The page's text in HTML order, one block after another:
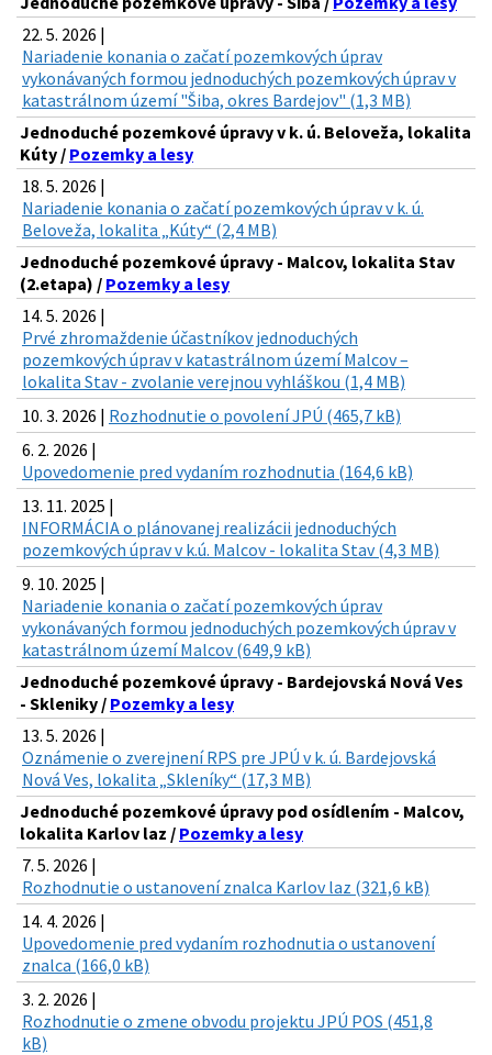
22. 5. 2026 |
Nariadenie konania o začatí pozemkových úprav
vykonávaných formou jednoduchých pozemkových úprav v
katastrálnom území "Šiba, okres Bardejov" (1,3 MB)
Jednoduché pozemkové úpravy v k. ú. Beloveža, lokalita
Kúty / Pozemky a lesy
18. 5. 2026 |
Nariadenie konania o začatí pozemkových úprav v k. ú.
Beloveža, lokalita „Kúty“ (2,4 MB)
Jednoduché pozemkové úpravy - Malcov, lokalita Stav
(2.etapa) / Pozemky a lesy
14. 5. 2026 |
Prvé zhromaždenie účastníkov jednoduchých
pozemkových úprav v katastrálnom území Malcov –
lokalita Stav - zvolanie verejnou vyhláškou (1,4 MB)
10. 3. 2026 | Rozhodnutie o povolení JPÚ (465,7 kB)
6. 2. 2026 |
Upovedomenie pred vydaním rozhodnutia (164,6 kB)
13. 11. 2025 |
INFORMÁCIA o plánovanej realizácii jednoduchých
pozemkových úprav v k.ú. Malcov - lokalita Stav (4,3 MB)
9. 10. 2025 |
Nariadenie konania o začatí pozemkových úprav
vykonávaných formou jednoduchých pozemkových úprav v
katastrálnom území Malcov (649,9 kB)
Jednoduché pozemkové úpravy - Bardejovská Nová Ves
- Skleniky / Pozemky a lesy
13. 5. 2026 |
Oznámenie o zverejnení RPS pre JPÚ v k. ú. Bardejovská
Nová Ves, lokalita „Skleníky“ (17,3 MB)
Jednoduché pozemkové úpravy pod osídlením - Malcov,
lokalita Karlov laz / Pozemky a lesy
7. 5. 2026 |
Rozhodnutie o ustanovení znalca Karlov laz (321,6 kB)
14. 4. 2026 |
Upovedomenie pred vydaním rozhodnutia o ustanovení
znalca (166,0 kB)
3. 2. 2026 |
Rozhodnutie o zmene obvodu projektu JPÚ POS (451,8
kB)